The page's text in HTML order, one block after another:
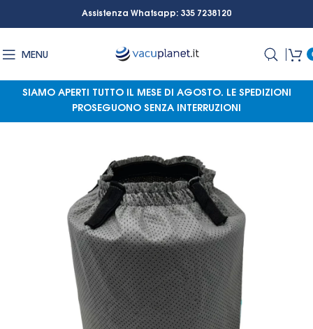
Assistenza Whatsapp: 335 7238120
MENU
SIAMO APERTI TUTTO IL MESE DI AGOSTO. LE SPEDIZIONI
PROSEGUONO SENZA INTERRUZIONI